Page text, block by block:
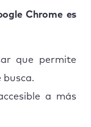
Chrome es
que permite
busca.
a más